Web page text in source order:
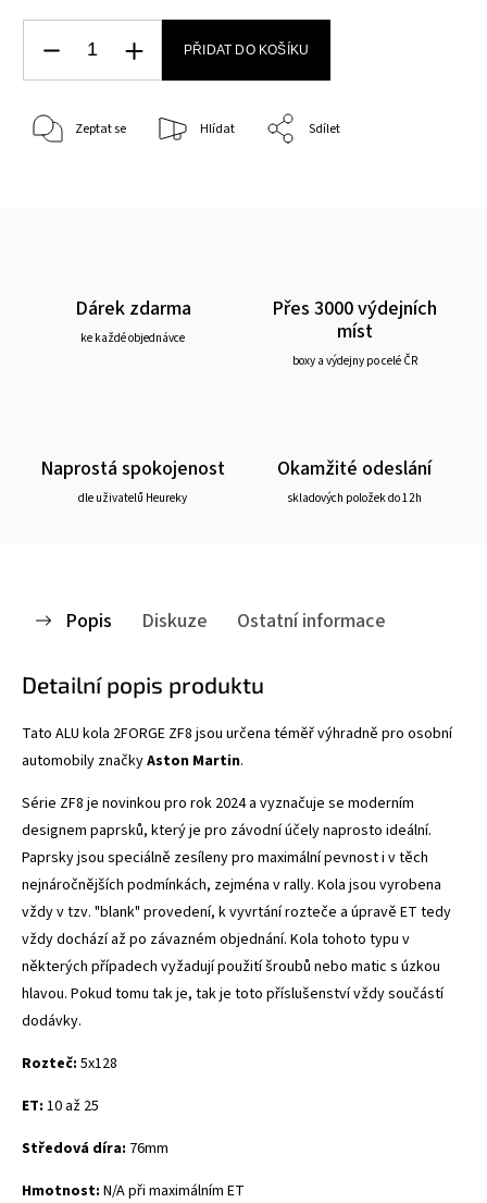
PŘIDAT DO KOŠÍKU
Zeptat se Hlídat Sdílet
Dárek zdarma
ke každé objednávce
Přes 3000 výdejních
míst
boxy a výdejny po celé ČR
Naprostá spokojenost
dle uživatelů Heureky
Okamžité odeslání
skladových položek do 12h
Popis Diskuze Ostatní informace
Detailní popis produktu
Tato ALU kola 2FORGE ZF8 jsou určena téměř výhradně pro osobní
automobily značkyAston Martin.
Série ZF8 je novinkou pro rok 2024 a vyznačuje se moderním
designem paprsků, který je pro závodní účely naprosto ideální.
Paprsky jsou speciálně zesíleny pro maximální pevnost i v těch
nejnáročnějších podmínkách, zejména v rally. Kola jsou vyrobena
vždy v tzv. "blank" provedení, k vyvrtání rozteče a úpravě ET tedy
vždy dochází až po závazném objednání. Kola tohoto typu v
některých případech vyžadují použití šroubů nebo matic s úzkou
hlavou. Pokud tomu tak je, tak je toto příslušenství vždy součástí
dodávky.
Rozteč: 5x128
ET: 10 až 25
Středová díra: 76mm
Hmotnost: N/A při maximálním ET